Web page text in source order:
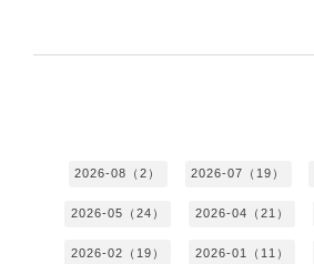
2026-08（2） 2026-07（19）
2026-05（24） 2026-04（21）
2026-02（19） 2026-01（11）